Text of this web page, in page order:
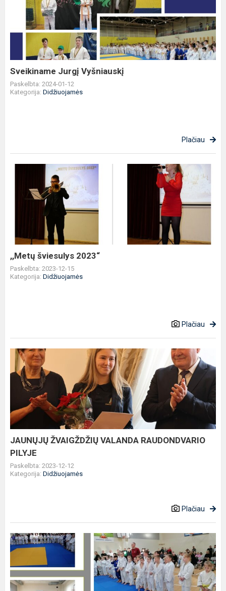
Vyšniauskį
Sveikiname Jurgį Vyšniauskį
Paskelbta: 2024-01-12
Kategorija: Didžiuojamės
Plačiau
2023“
,,Metų šviesulys 2023“
Paskelbta: 2023-12-15
Kategorija: Didžiuojamės
Plačiau
JAUNŲJŲ
ŽVAIGŽDŽIŲ
VALANDA
RAUDONDVARIO
PILYJE
JAUNŲJŲ ŽVAIGŽDŽIŲ VALANDA RAUDONDVARIO
PILYJE
Paskelbta: 2023-12-12
Kategorija: Didžiuojamės
Plačiau
Sveikiname
dziudo
čempionato
nugalėtojus!